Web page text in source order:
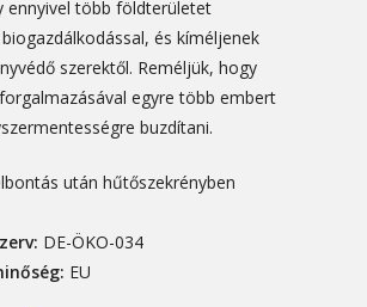
ennyivel több földterületet
és kíméljenek
szerektől. Reméljük, hogy
egyre több embert
buzdítani.
után hűtőszekrényben
DE-ÖKO-034
EU